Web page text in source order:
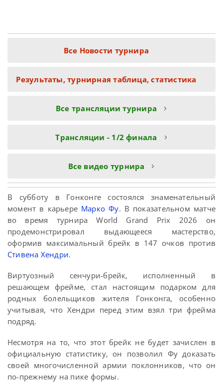
Все Новости турнира
Результаты, турнирная таблица, статистика
Все трансляции турнира
Трансляции - 1/2 финала
Все видео турнира
В субботу в Гонконге состоялся знаменательный
момент в карьере Марко Фу. В показательном матче
во время турнира World Grand Prix 2026 он
продемонстрировал выдающееся мастерство,
оформив максимальный брейк в 147 очков против
Стивена Хендри.
Виртуозный сенчури-брейк, исполненный в
решающем фрейме, стал настоящим подарком для
родных болельщиков жителя Гонконга, особенно
учитывая, что Хендри перед этим взял три фрейма
подряд.
Несмотря на то, что этот брейк не будет зачислен в
официальную статистику, он позволил Фу доказать
своей многочисленной армии поклонников, что он
по-прежнему на пике формы.